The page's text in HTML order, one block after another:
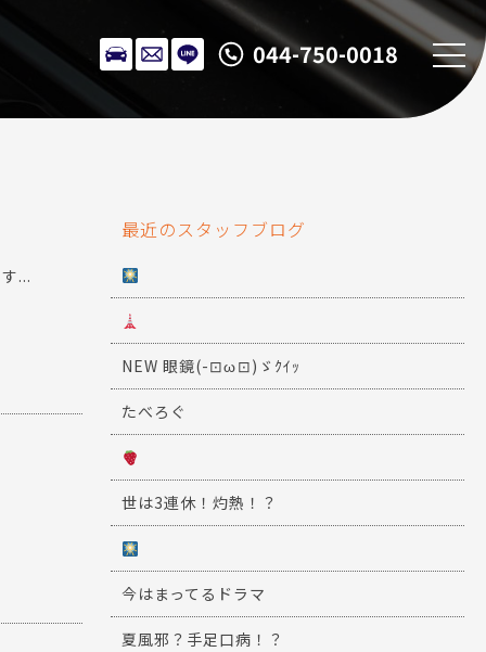
044-750-0018
...
最近のスタッフブログ
NEW 眼鏡(-⊡ω⊡)ゞｸｲｯ
たべろぐ
世は3連休！灼熱！？
今はまってるドラマ
夏風邪？手足口病！？